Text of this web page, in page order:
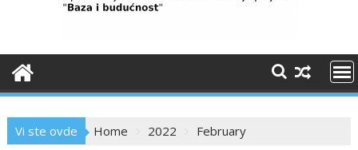
Vi ste ovde Home 2022 February